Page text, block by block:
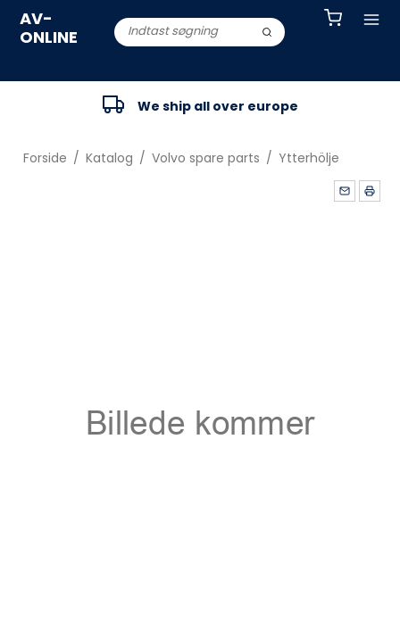
AV-
ONLINE
We ship all over europe
Forside / Katalog / Volvo spare parts / Ytterhölje